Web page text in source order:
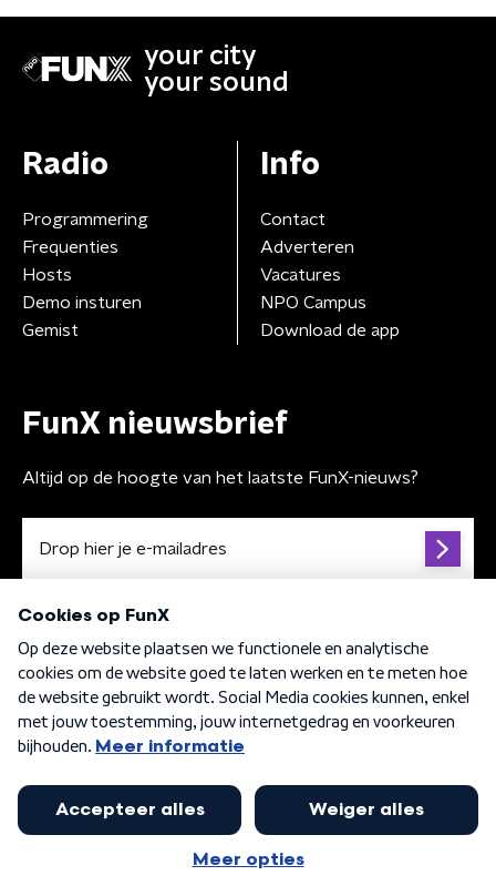
your city
your sound
Radio
Programmering
Frequenties
Hosts
Demo insturen
Gemist
Info
Contact
Adverteren
Vacatures
NPO Campus
Download de app
FunX nieuwsbrief
Altijd op de hoogte van het laatste FunX-nieuws?
Algemene voorwaarden Privacybeleid